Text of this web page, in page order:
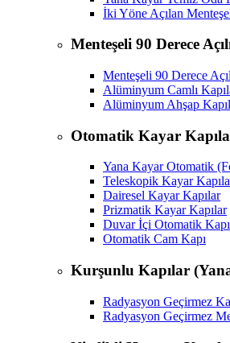
İki Yöne Açılan
Menteşeli 90 Derece
Menteşeli 90 Derece
Alüminyum Camlı
Alüminyum Ahşap
Otomatik Kayar
Yana Kayar Otomatik
Teleskopik Kayar
Dairesel Kayar Kapılar
Prizmatik Kayar Kapılar
Duvar İçi Otomatik Kapı
Otomatik Cam Kapı
Kurşunlu Kapılar
Radyasyon Geçirmez
Radyasyon Geçirmez